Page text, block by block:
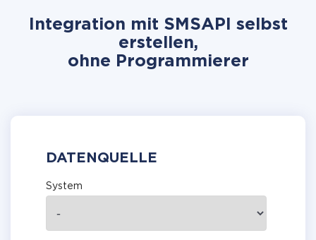
Integration mit SMSAPI selbst
erstellen,
ohne Programmierer
DATENQUELLE
System